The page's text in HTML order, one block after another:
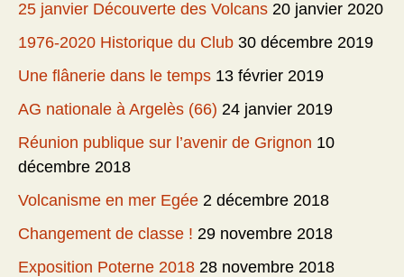
25 janvier Découverte des Volcans 20 janvier 2020
1976-2020 Historique du Club 30 décembre 2019
Une flânerie dans le temps 13 février 2019
AG nationale à Argelès (66) 24 janvier 2019
Réunion publique sur l’avenir de Grignon 10
décembre 2018
Volcanisme en mer Egée 2 décembre 2018
Changement de classe ! 29 novembre 2018
Exposition Poterne 2018 28 novembre 2018